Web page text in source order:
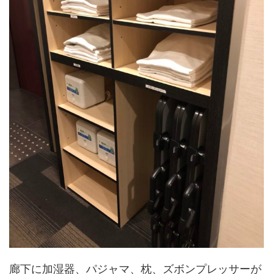
廊下に加湿器、パジャマ、枕、ズボンプレッサーが